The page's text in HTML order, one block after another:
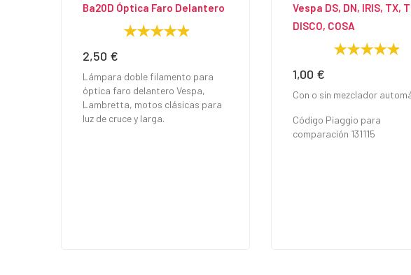
Ba20D Óptica Faro Delantero
Precio
2,50 €
Lámpara doble filamento para
óptica faro delantero Vespa,
Lambretta, motos clásicas para
luz de cruce y larga.
Vespa DS, DN, IRIS, TX,
DISCO, COSA
Precio
1,00 €
Con o sin mezclador
Código Piaggio para
comparación 131115